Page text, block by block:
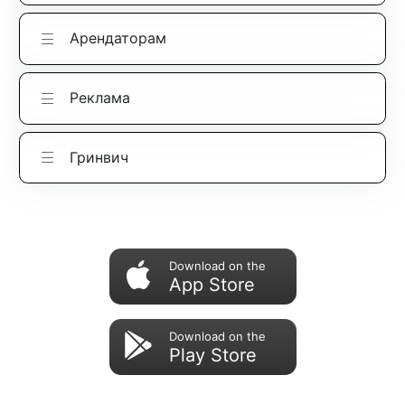
Арендаторам
Реклама
Гринвич
Download on the
App Store
Download on the
Play Store